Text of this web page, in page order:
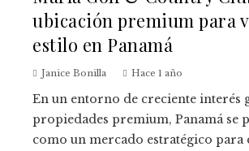
ubicación premium para
estilo en Panamá
Janice Bonilla Hace 1 año
En un entorno de creciente interés
propiedades premium, Panamá se
como un mercado estratégico para